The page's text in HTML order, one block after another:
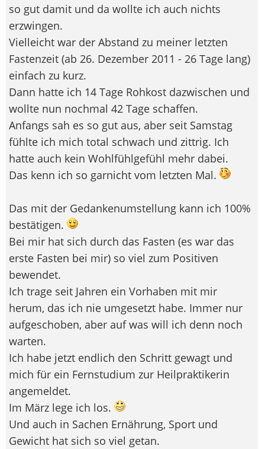
so gut damit und da wollte ich auch nichts
erzwingen.
Vielleicht war der Abstand zu meiner letzten
Fastenzeit (ab 26. Dezember 2011 - 26 Tage lang)
einfach zu kurz.
Dann hatte ich 14 Tage Rohkost dazwischen und
wollte nun nochmal 42 Tage schaffen.
Anfangs sah es so gut aus, aber seit Samstag
fühlte ich mich total schwach und zittrig. Ich
hatte auch kein Wohlfühlgefühl mehr dabei.
Das kenn ich so garnicht vom letzten Mal.
Das mit der Gedankenumstellung kann ich 100%
bestätigen.
Bei mir hat sich durch das Fasten (es war das
erste Fasten bei mir) so viel zum Positiven
bewendet.
Ich trage seit Jahren ein Vorhaben mit mir
herum, das ich nie umgesetzt habe. Immer nur
aufgeschoben, aber auf was will ich denn noch
warten.
Ich habe jetzt endlich den Schritt gewagt und
mich für ein Fernstudium zur Heilpraktikerin
angemeldet.
Im März lege ich los.
Und auch in Sachen Ernährung, Sport und
Gewicht hat sich so viel getan.